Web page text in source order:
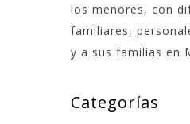
los menores, con
familiares,
y a sus familias en
Categorías